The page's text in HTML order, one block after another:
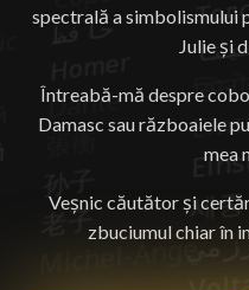
spectrală a simbolismului
Julie și
Întreabă-mă despre
Damasc sau războaiele
mea
Veșnic căutător și
zbuciumul chiar în